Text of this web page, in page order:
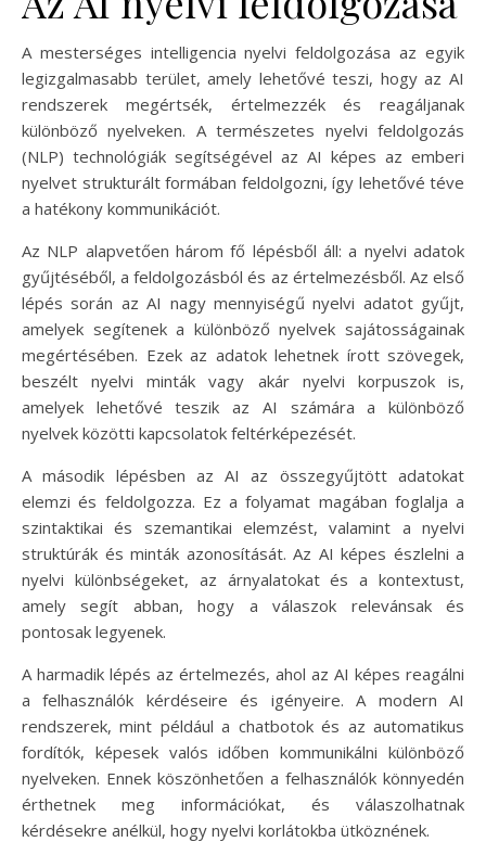
A mesterséges intelligencia nyelvi feldolgozása az egyik
legizgalmasabb terület, amely lehetővé teszi, hogy az AI
rendszerek megértsék, értelmezzék és reagáljanak
különböző nyelveken. A természetes nyelvi feldolgozás
(NLP) technológiák segítségével az AI képes az emberi
nyelvet strukturált formában feldolgozni, így lehetővé téve
a hatékony kommunikációt.
Az NLP alapvetően három fő lépésből áll: a nyelvi adatok
gyűjtéséből, a feldolgozásból és az értelmezésből. Az első
lépés során az AI nagy mennyiségű nyelvi adatot gyűjt,
amelyek segítenek a különböző nyelvek sajátosságainak
megértésében. Ezek az adatok lehetnek írott szövegek,
beszélt nyelvi minták vagy akár nyelvi korpuszok is,
amelyek lehetővé teszik az AI számára a különböző
nyelvek közötti kapcsolatok feltérképezését.
A második lépésben az AI az összegyűjtött adatokat
elemzi és feldolgozza. Ez a folyamat magában foglalja a
szintaktikai és szemantikai elemzést, valamint a nyelvi
struktúrák és minták azonosítását. Az AI képes észlelni a
nyelvi különbségeket, az árnyalatokat és a kontextust,
amely segít abban, hogy a válaszok relevánsak és
pontosak legyenek.
A harmadik lépés az értelmezés, ahol az AI képes reagálni
a felhasználók kérdéseire és igényeire. A modern AI
rendszerek, mint például a chatbotok és az automatikus
fordítók, képesek valós időben kommunikálni különböző
nyelveken. Ennek köszönhetően a felhasználók könnyedén
érthetnek meg információkat, és válaszolhatnak
kérdésekre anélkül, hogy nyelvi korlátokba ütköznének.